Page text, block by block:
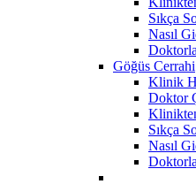
Sıkça
Nasıl
Göğüs Cerrahi
Klinik
Doktor
Sıkça
Nasıl